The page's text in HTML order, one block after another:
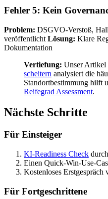
Fehler 5: Kein
Problem: DSGVO-Verstoß,
veröffentlicht Lösung: Klare
Dokumentation
Vertiefung: Unser Artikel
scheitern analysiert die
Standortbestimmung hilft
Reifegrad Assessment.
Nächste Schritte
Für Einsteiger
KI-Readiness Check
Einen Quick-Win-Use-
Kostenloses Erstgespräch
Für Fortgeschrittene